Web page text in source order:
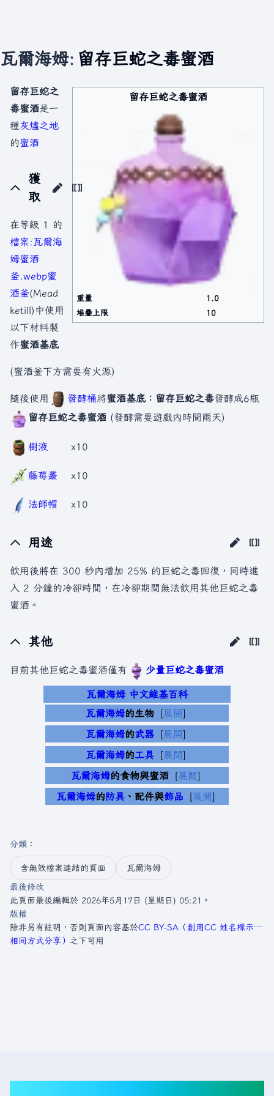
瓦爾海姆: 留存巨蛇之毒蜜酒
留存巨蛇之毒蜜酒
重量
1.0
堆疊上限
10
留存巨蛇之
毒蜜酒是一
種灰燼之地
的蜜酒
獲
取
在等級 1 的
檔案:瓦爾海
姆蜜酒
釜.webp蜜
酒釜(Mead
ketill)中使用
以下材料製
作蜜酒基底
(蜜酒釜下方需要有火源)
隨後使用 發酵桶將蜜酒基底：留存巨蛇之毒發酵成6瓶
留存巨蛇之毒蜜酒 (發酵需要遊戲內時間兩天)
樹液 x10
藤莓叢 x10
法師帽 x10
用途
飲用後將在 300 秒內增加 25% 的巨蛇之毒回復，同時進
入 2 分鐘的冷卻時間，在冷卻期間無法飲用其他巨蛇之毒
蜜酒。
其他
目前其他巨蛇之毒蜜酒僅有 少量巨蛇之毒蜜酒
瓦爾海姆 中文維基百科
瓦爾海姆的生物
展開
瓦爾海姆的武器
展開
瓦爾海姆的工具
展開
瓦爾海姆的食物與蜜酒
展開
瓦爾海姆的防具、配件與飾品 展開
分類 ：​
含無效檔案連結的頁面
瓦爾海姆
最後修改
此頁面最後編輯於 2026年5月17日 (星期日) 05:21。
版權
除非另有註明，否則頁面內容基於CC BY-SA（創用CC 姓名標示─
相同方式分享） 之下可用